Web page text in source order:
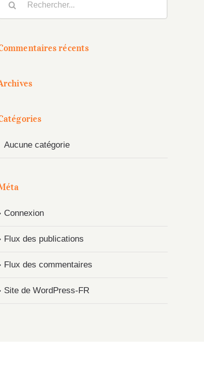
récents
Aucune catégorie
Connexion
Flux des publications
Flux des commentaires
Site de WordPress-FR